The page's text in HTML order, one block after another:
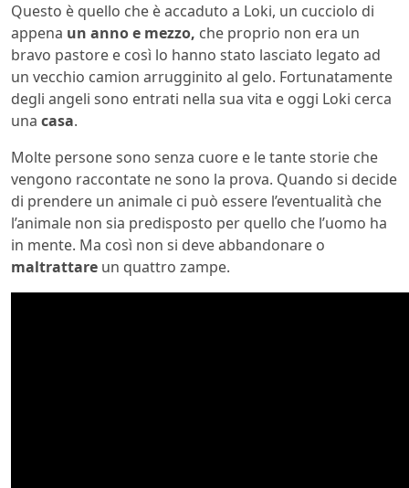
Questo è quello che è accaduto a Loki, un cucciolo di
appena un anno e mezzo, che proprio non era un
bravo pastore e così lo hanno stato lasciato legato ad
un vecchio camion arrugginito al gelo. Fortunatamente
degli angeli sono entrati nella sua vita e oggi Loki cerca
una casa.
Molte persone sono senza cuore e le tante storie che
vengono raccontate ne sono la prova. Quando si decide
di prendere un animale ci può essere l’eventualità che
l’animale non sia predisposto per quello che l’uomo ha
in mente. Ma così non si deve abbandonare o
maltrattare un quattro zampe.